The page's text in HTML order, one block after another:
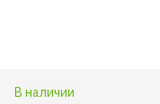
В наличии